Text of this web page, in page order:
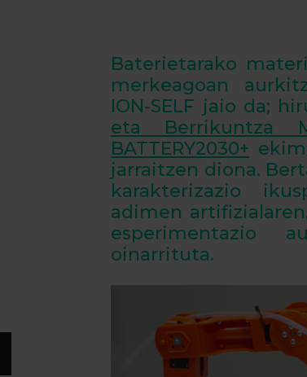
Baterietarako
merkeagoan
ION-SELF jaio da;
eta Berrikuntza
BATTERY2030+
jarraitzen diona.
karakterizazio
adimen
esperimentazio
oinarrituta.